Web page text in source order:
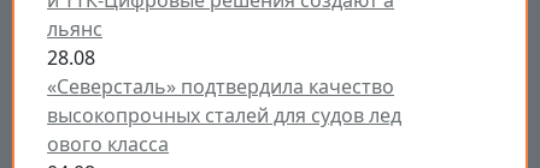
льянс
28.08
«Северсталь» подтвердила качество
высокопрочных сталей для судов лед
ового класса